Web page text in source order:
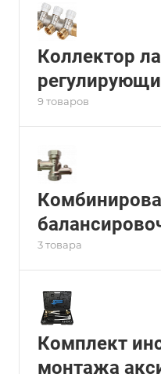
Коллектор
9 товаров
3 товара
Комплект
монтажа